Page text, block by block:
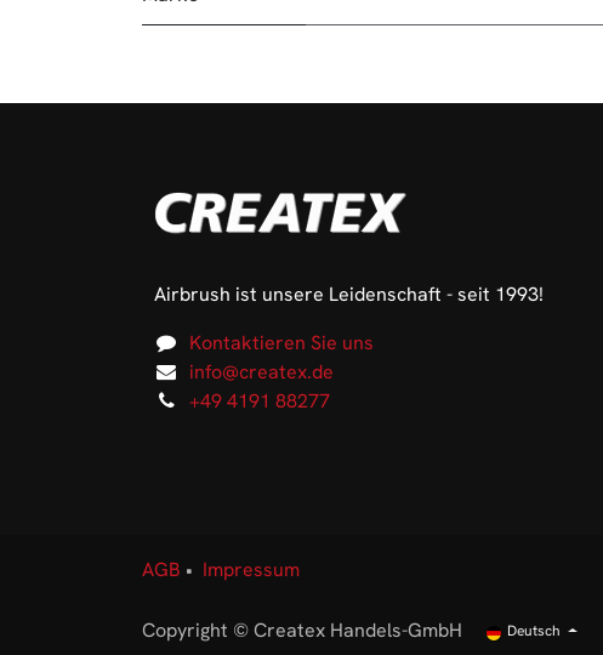
Airbrush ist unsere Leidenschaft - seit 1993!
Kontaktieren Sie uns
info@createx.de
+49 4191 88277
AGB • Impressum
Copyright © Createx Handels-GmbH Deutsch